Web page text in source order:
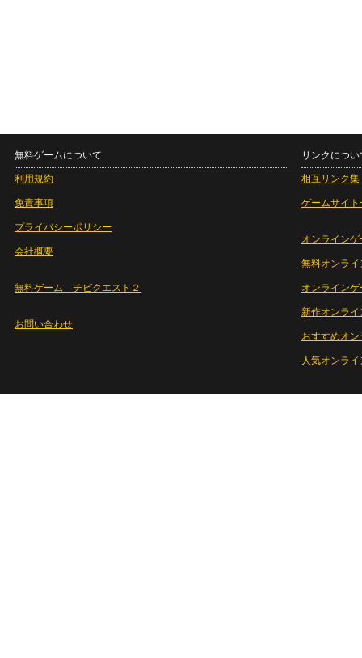
無料ゲームについて
利用規約
免責事項
プライバシーポリシー
会社概要
無料ゲーム チビクエスト２
お問い合わせ
リンクについ
相互リンク集
ゲームサイト
オンラインゲ
無料オンライ
オンライン
新作オンライ
おすすめオ
人気オンラ